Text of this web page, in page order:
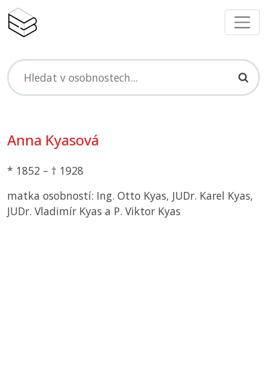
Anna Kyasová
* 1852 – † 1928
matka osobností: Ing. Otto Kyas, JUDr. Karel Kyas,
JUDr. Vladimír Kyas a P. Viktor Kyas